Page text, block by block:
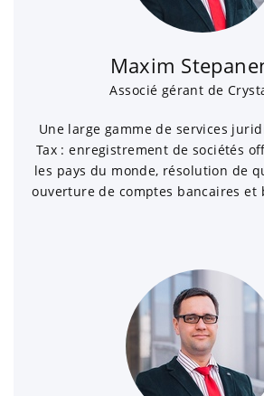
Maxim
Associé gérant de
Une large gamme de services
Tax : enregistrement de sociétés
les pays du monde, résolution de
ouverture de comptes bancaires et